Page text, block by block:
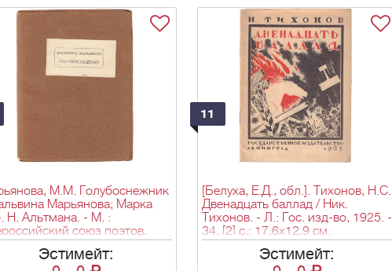
М.М. Голубоснежник
Марьянова; Марка
Н. Альтмана. - М. :
союз поэтов,
- 43, [3] с.; 14,2х10,9 см. -
Эстимейт:
11
[Белуха, Е.Д., обл.]. Тихонов, Н.С.
Двенадцать баллад / Ник.
Тихонов. - Л.: Гос. изд-во, 1925. -
34, [2] с.; 17,6х12,9 см.
Эстимейт: